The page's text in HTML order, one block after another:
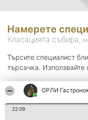
ОРЛИ
22:09
Намерете
Класацията събира,
Търсите специалист
търсачка. Използвайте